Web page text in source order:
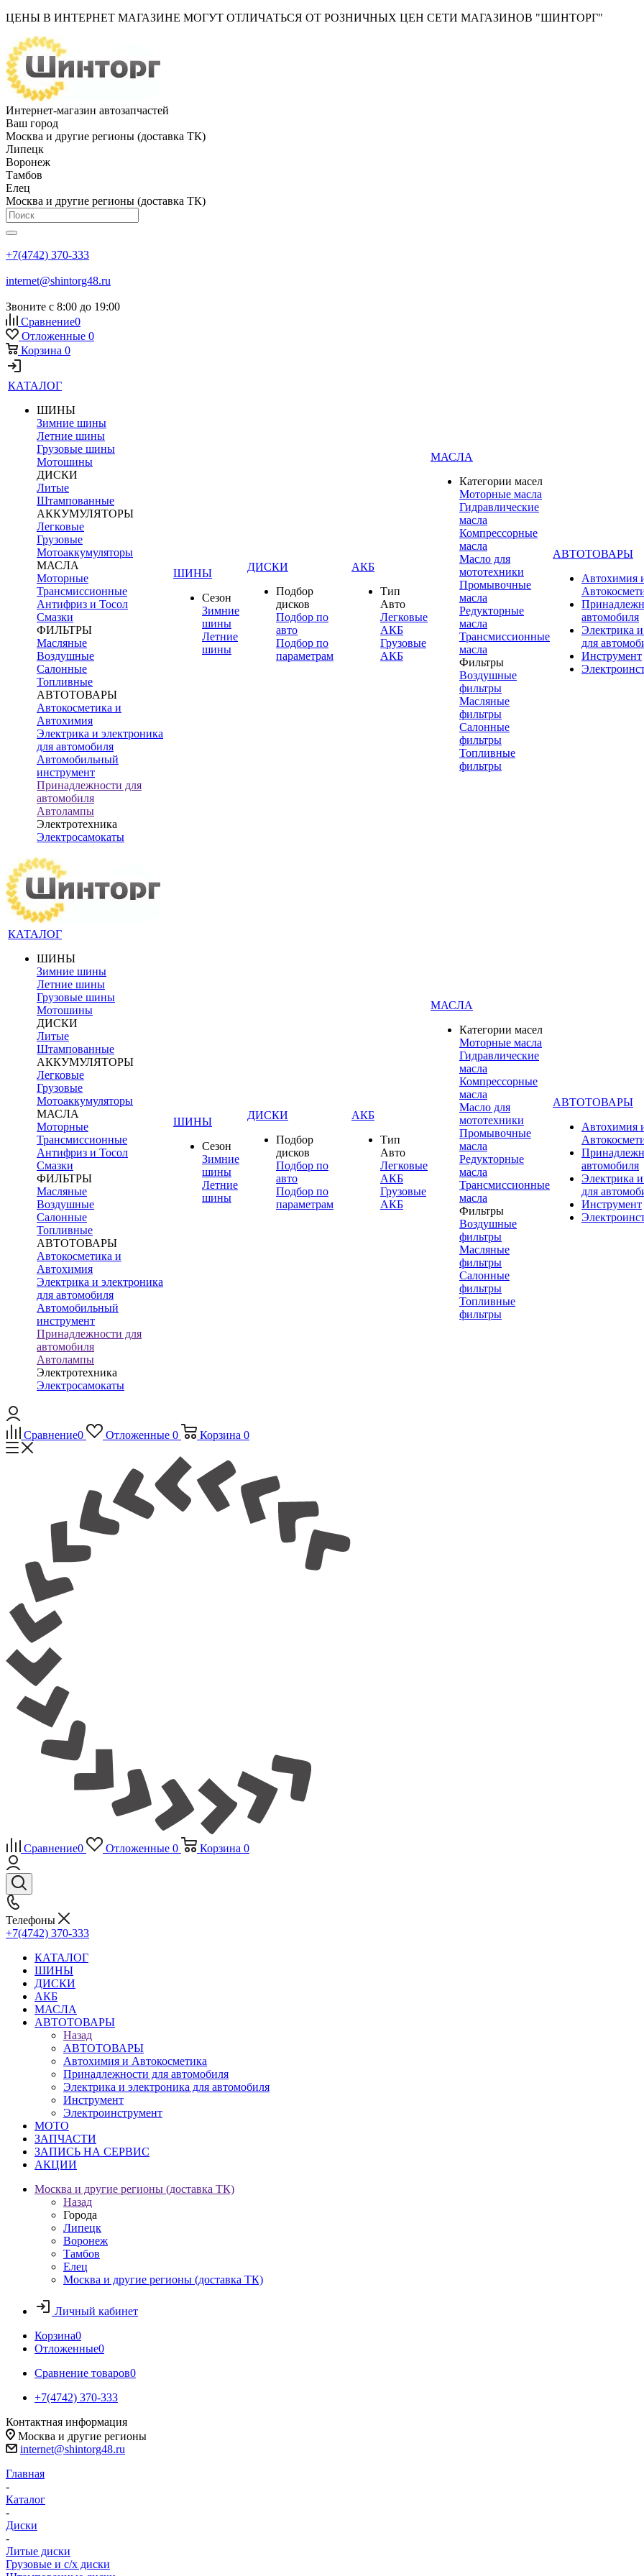
ЦЕНЫ В ИНТЕРНЕТ МАГАЗИНЕ МОГУТ ОТЛИЧАТЬСЯ ОТ РОЗНИЧНЫХ ЦЕН СЕТИ МАГАЗИНОВ "ШИНТОРГ"
Интернет-магазин автозапчастей
Ваш город
Москва и другие регионы (доставка ТК)
Липецк
Воронеж
Тамбов
Елец
Москва и другие регионы (доставка ТК)
+7(4742) 370-333
internet@shintorg48.ru
Звоните с 8:00 до 19:00
Сравнение0
Отложенные 0
Корзина 0
КАТАЛОГ
ШИНЫ
Зимние шины
Летние шины
Грузовые шины
Мотошины
ДИСКИ
Литые
Штампованные
АККУМУЛЯТОРЫ
Легковые
Грузовые
Мотоаккумуляторы
МАСЛА
Моторные
Трансмиссионные
Антифриз и Тосол
Смазки
ФИЛЬТРЫ
Масляные
Воздушные
Салонные
Топливные
АВТОТОВАРЫ
Автокосметика и
Автохимия
Электрика и электроника
для автомобиля
Автомобильный
инструмент
Принадлежности для
автомобиля
Автолампы
Электротехника
Электросамокаты
ШИНЫ
Сезон
Зимние
шины
Летние
шины
ДИСКИ
Подбор
дисков
Подбор по
авто
Подбор по
параметрам
АКБ
Тип
Авто
Легковые
АКБ
Грузовые
АКБ
МАСЛА
Категории масел
Моторные масла
Гидравлические
масла
Компрессорные
масла
Масло для
мототехники
Промывочные
масла
Редукторные
масла
Трансмиссионные
масла
Фильтры
Воздушные
фильтры
Масляные
фильтры
Салонные
фильтры
Топливные
фильтры
АВТОТОВАРЫ
Автохимия
автомобиля
Электрика
для
Инструмент
КАТАЛОГ
ШИНЫ
Зимние шины
Летние шины
Грузовые шины
Мотошины
ДИСКИ
Литые
Штампованные
АККУМУЛЯТОРЫ
Легковые
Грузовые
Мотоаккумуляторы
МАСЛА
Моторные
Трансмиссионные
Антифриз и Тосол
Смазки
ФИЛЬТРЫ
Масляные
Воздушные
Салонные
Топливные
АВТОТОВАРЫ
Автокосметика и
Автохимия
Электрика и электроника
для автомобиля
Автомобильный
инструмент
Принадлежности для
автомобиля
Автолампы
Электротехника
Электросамокаты
ШИНЫ
Сезон
Зимние
шины
Летние
шины
ДИСКИ
Подбор
дисков
Подбор по
авто
Подбор по
параметрам
АКБ
Тип
Авто
Легковые
АКБ
Грузовые
АКБ
МАСЛА
Категории масел
Моторные масла
Гидравлические
масла
Компрессорные
масла
Масло для
мототехники
Промывочные
масла
Редукторные
масла
Трансмиссионные
масла
Фильтры
Воздушные
фильтры
Масляные
фильтры
Салонные
фильтры
Топливные
фильтры
АВТОТОВАРЫ
Автохимия
автомобиля
Электрика
для
Инструмент
Сравнение0 Отложенные 0 Корзина 0
Сравнение0 Отложенные 0 Корзина 0
Телефоны
+7(4742) 370-333
КАТАЛОГ
ШИНЫ
ДИСКИ
АКБ
МАСЛА
АВТОТОВАРЫ
Назад
АВТОТОВАРЫ
Автохимия и Автокосметика
Принадлежности для автомобиля
Электрика и электроника для автомобиля
Инструмент
Электроинструмент
МОТО
ЗАПЧАСТИ
ЗАПИСЬ НА СЕРВИС
АКЦИИ
Москва и другие регионы (доставка ТК)
Назад
Города
Липецк
Воронеж
Тамбов
Елец
Москва и другие регионы (доставка ТК)
Личный кабинет
Корзина0
Отложенные0
Сравнение товаров0
+7(4742) 370-333
Контактная информация
Москва и другие регионы
internet@shintorg48.ru
Главная
-
Каталог
-
Диски
-
Литые диски
Грузовые и с/х диски